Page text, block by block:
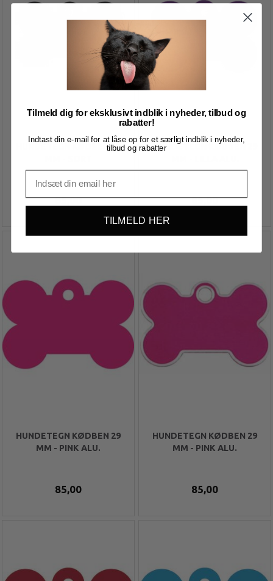
HUNDETEGN KØDBEN 39
85,00
HUNDETEGN KØDBEN 29
85,00
HUNDETEGN KØDBEN 29
MM - PINK ALU.
85,00
HUNDETEGN KØDBEN 29
MM - PINK ALU.
85,00
Tilmeld dig for eksklusivt indblik i nyheder, tilbud og
rabatter!
Indtast din e-mail for at låse op for et særligt indblik i nyheder,
tilbud og rabatter
TILMELD HER